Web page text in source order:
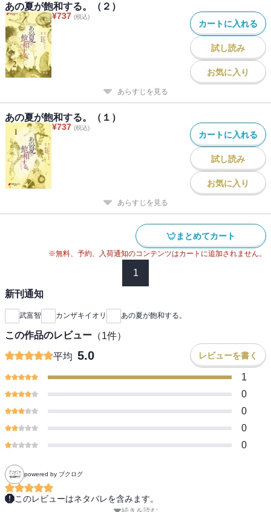
あの夏が飽和する。（２）
¥737 (税込)
カートに入れる
試し読み
お気に入り
あらすじを見る
あの夏が飽和する。（１）
¥737 (税込)
カートに入れる
試し読み
お気に入り
あらすじを見る
まとめてカート
※無料、予約、入荷通知のコンテンツはカートに追加されません。
1
新刊通知
武富智 カンザキイオリ あの夏が飽和する。
この作品のレビュー （1件）
平均 5.0 レビューを書く
1
0
0
0
0
powered by ブクログ
このレビューはネタバレを含みます。